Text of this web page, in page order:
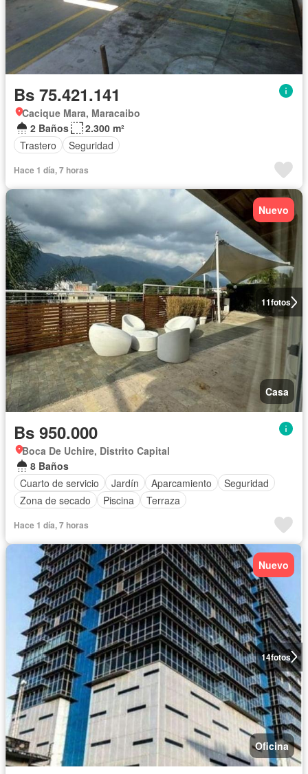
Bs 75.421.141
Cacique Mara, Maracaibo
2 Baños
2.300 m²
Trastero
Seguridad
Hace 1 día, 7 horas
11fotos
Nuevo
Casa
Bs 950.000
Boca De Uchire, Distrito Capital
8 Baños
Cuarto de servicio
Jardín Aparcamiento
Seguridad
Zona de secado
Piscina Terraza
Hace 1 día, 7 horas
14fotos
Nuevo
Oficina